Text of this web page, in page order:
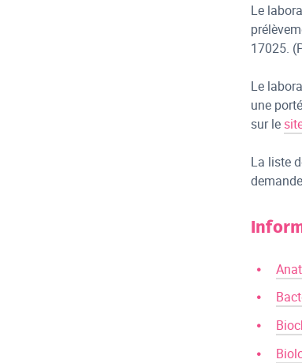
Le
17025.
Le
une
sur le
La liste